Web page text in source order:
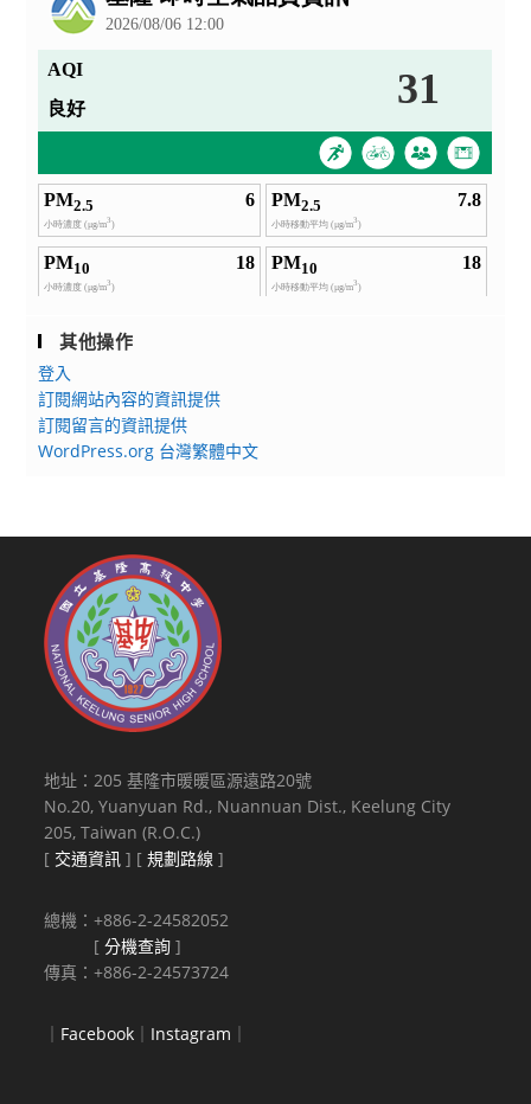
其他操作
登入
訂閱網站內容的資訊提供
訂閱留言的資訊提供
WordPress.org 台灣繁體中文
地址：205 基隆市暖暖區源遠路20號
No.20, Yuanyuan Rd., Nuannuan Dist., Keelung City
205, Taiwan (R.O.C.)
[ 交通資訊 ] [規劃路線 ]
總機：+886-2-24582052
[分機查詢 ]
傳真：+886-2-24573724
｜ Facebook ｜ Instagram ｜